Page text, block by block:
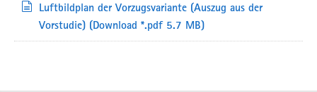
Luftbildplan der Vorzugsvariante (Auszug aus der
Vorstudie) (Download *.pdf 5.7 MB)